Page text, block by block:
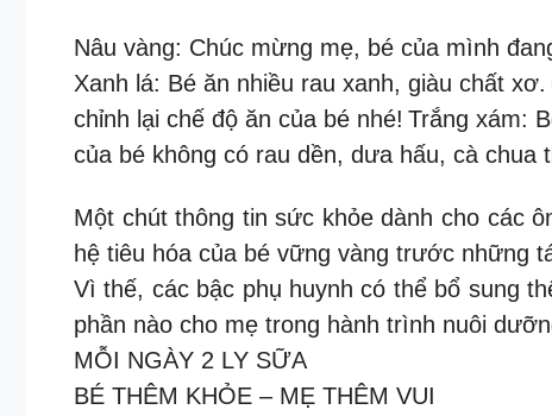
Nâu vàng: Chúc mừng mẹ, bé của mình
Xanh lá: Bé ăn nhiều rau xanh, giàu chất xơ.
chỉnh lại chế độ ăn của bé nhé! Trắng xám:
của bé không có rau dền, dưa hấu, cà
Một chút thông tin sức khỏe dành cho các
hệ tiêu hóa của bé vững vàng trước những
Vì thế, các bậc phụ huynh có thể bổ sung
phần nào cho mẹ trong hành trình nuôi
MỖI NGÀY 2 LY SỮA
BÉ THÊM KHỎE – MẸ THÊM VUI